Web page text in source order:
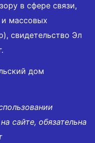
в сфере связи,
массовых
свидетельство Эл
дом
сайте, обязательна